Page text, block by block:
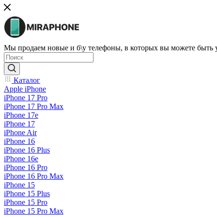
Мы продаем новые и б\у телефоны, в которых вы можете быть
Каталог
Apple iPhone
iPhone 17 Pro
iPhone 17 Pro Max
iPhone 17e
iPhone 17
iPhone Air
iPhone 16
iPhone 16 Plus
iPhone 16e
iPhone 16 Pro
iPhone 16 Pro Max
iPhone 15
iPhone 15 Plus
iPhone 15 Pro
iPhone 15 Pro Max